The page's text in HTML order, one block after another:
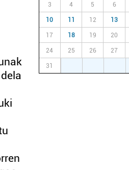
3 4 5 6
10 11 12 13
17 18 19 20
24 25 26 27
31